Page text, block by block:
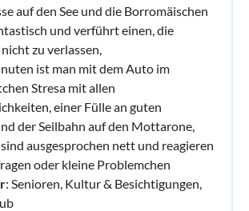
auf den See und die Borromäischen
und verführt einen, die
zu verlassen,
ist man mit dem Auto im
Stresa mit allen
einer Fülle an guten
der Seilbahn auf den Mottarone,
ausgesprochen nett und reagieren
oder kleine Problemchen
: Senioren, Kultur & Besichtigungen,